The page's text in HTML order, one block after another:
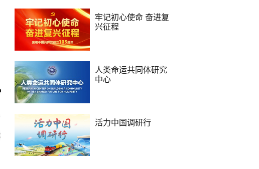
牢记初心使命 奋进复
兴征程
人类命运共同体研究
中心
活力中国调研行